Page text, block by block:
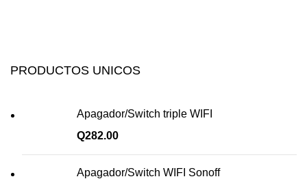
PRODUCTOS UNICOS
Apagador/Switch triple WIFI
Q282.00
Apagador/Switch WIFI Sonoff